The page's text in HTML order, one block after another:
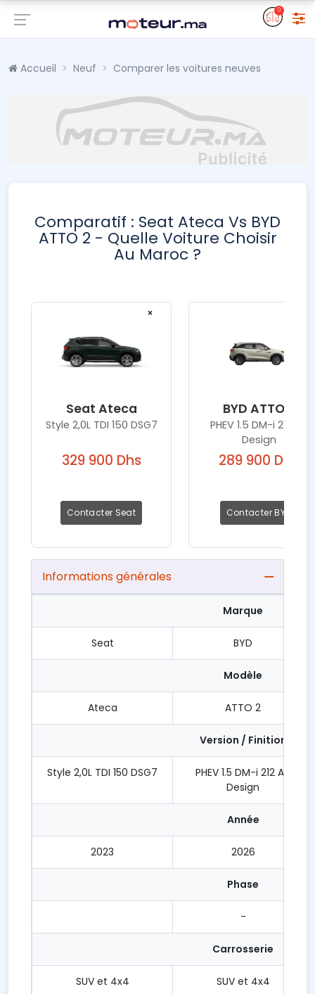
0
Accueil Neuf Comparer les voitures neuves
Comparatif : Seat Ateca Vs BYD
ATTO 2 - Quelle Voiture Choisir
Au Maroc ?
×
Seat Ateca
Style 2,0L TDI 150 DSG7
329 900 Dhs
Contacter Seat
BYD ATTO 2
PHEV 1.5 DM-i 212 AT
Design
289 900 Dhs
Contacter BYD
Informations générales
Marque
Seat BYD
Modèle
Ateca ATTO 2
Version / Finition
Style 2,0L TDI 150 DSG7
PHEV 1.5 DM-i 212 AT
Design
Année
2023 2026
Phase
-
Carrosserie
SUV et 4x4 SUV et 4x4